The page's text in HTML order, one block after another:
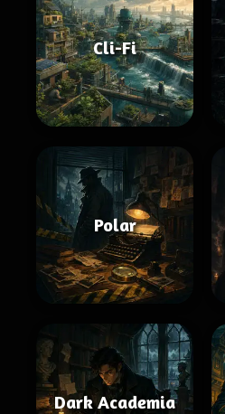
Cli-Fi
Polar
Dark Academia